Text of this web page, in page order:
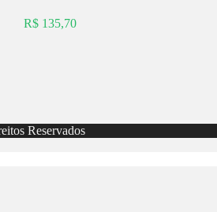
R$ 135,70
Reservados